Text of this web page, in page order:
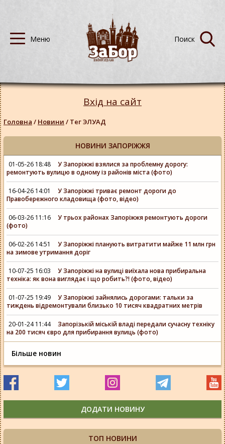
Вхід на сайт
Головна / Новини / Тег ЭЛУАД
НОВИНИ ЗАПОРІЖЖЯ
01-05-26 18:48
У Запоріжжі взялися за проблемну дорогу:
ремонтують вулицю в одному із районів міста (фото)
16-04-26 14:01
У Запоріжжі триває ремонт дороги до
Правобережного кладовища (фото, відео)
06-03-26 11:16
У трьох районах Запоріжжя ремонтують дороги
(фото)
06-02-26 14:51
У Запоріжжі планують витратити майже 11 млн грн
на зимове утримання доріг
10-07-25 16:03
У Запоріжжі на вулиці виїхала нова прибиральна
техніка: як вона виглядає і що робить?! (фото, відео)
01-07-25 19:49
У Запоріжжі зайнялись дорогами: тальки за
тиждень відремонтували близько 10 тисяч квадратних метрів
20-01-24 11:44
Запорізькій міській владі передали сучасну техніку
на 200 тисяч євро для прибирання вулиць (фото)
Більше новин
ДОДАТИ НОВИНУ
ТОП НОВИНИ